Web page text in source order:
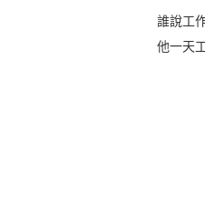
誰說工
他一天